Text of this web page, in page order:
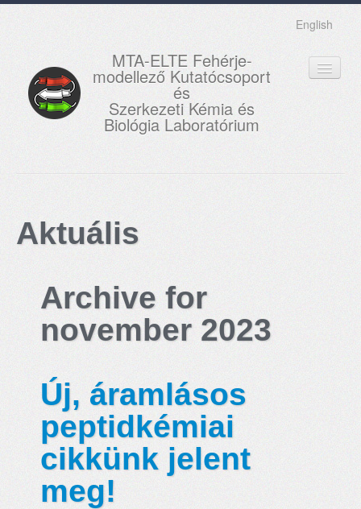
English
MTA-ELTE Fehérje-
modellező Kutatócsoport
és
Szerkezeti Kémia és
Biológia Laboratórium
OKTATÁS
AKTUÁLIS
GALÉRIA
Aktuális
Archive for
november 2023
Új, áramlásos
peptidkémiai
cikkünk jelent
meg!